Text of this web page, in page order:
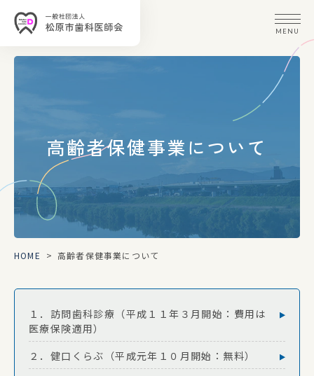
MENU
高齢者保健事業について
HOME > 高齢者保健事業について
１．訪問歯科診療（平成１１年３月開始：費用は
医療保険適用）
２．健口くらぶ（平成元年１０月開始：無料）